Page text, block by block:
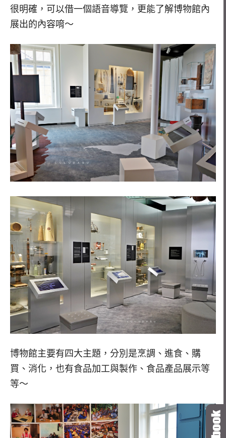
很明確，可以借一個語音導覽，更能了解博物館內
展出的內容唷～
博物館主要有四大主題，分別是烹調、進食、購
買、消化，也有食品加工與製作、食品產品展示等
等～